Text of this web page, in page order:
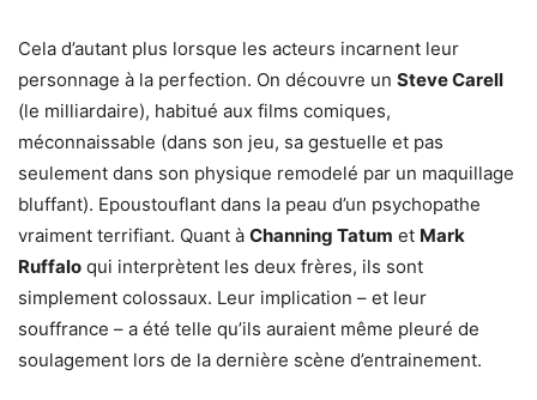
Cela d’autant plus lorsque les acteurs incarnent leur
personnage à la perfection. On découvre un Steve Carell
(le milliardaire), habitué aux films comiques,
méconnaissable (dans son jeu, sa gestuelle et pas
seulement dans son physique remodelé par un maquillage
bluffant). Epoustouflant dans la peau d’un psychopathe
vraiment terrifiant. Quant à Channing Tatum et Mark
Ruffalo qui interprètent les deux frères, ils sont
simplement colossaux. Leur implication – et leur
souffrance – a été telle qu’ils auraient même pleuré de
soulagement lors de la dernière scène d’entrainement.